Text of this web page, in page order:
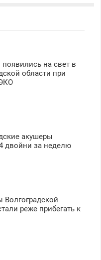
появились на свет в
области при
акушеры
двойни за неделю
реже прибегать к